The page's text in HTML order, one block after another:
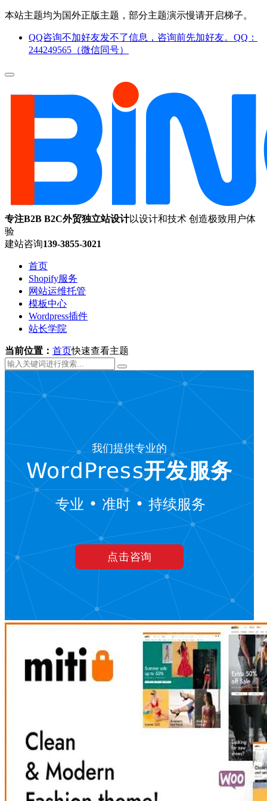
本站主题均为国外正版主题，部分主题演示慢请开启梯子。
QQ咨询不加好友发不了信息，咨询前先加好友。QQ：
244249565（微信同号）
专注B2B B2C外贸独立站设计以设计和技术 创造极致用户体
验
建站咨询139-3855-3021
首页
Shopify服务
网站运维托管
模板中心
Wordpress插件
站长学院
当前位置： 首页快速查看主题